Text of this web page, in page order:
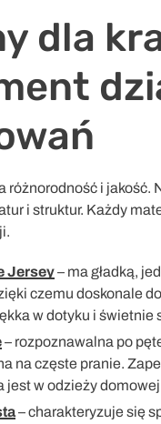
dla
różnorodność i jakość.
i struktur. Każdy
Jersey– ma gładką,
czemu doskonale
w dotyku i świetnie
– rozpoznawalna po
na częste pranie.
jest w odzieży
– charakteryzuje się